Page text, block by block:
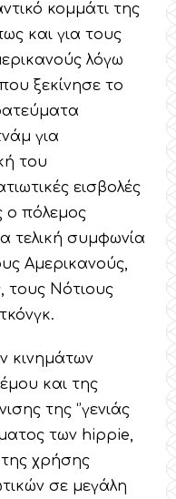
κομμάτι της
και για τους
λόγω
ξεκίνησε το
για
του
εισβολές
ο πόλεμος
τελική συμφωνία
Αμερικανούς,
τους Νότιους
κινημάτων
και της
της ‘’γενιάς
των hippie,
χρήσης
σε μεγάλη